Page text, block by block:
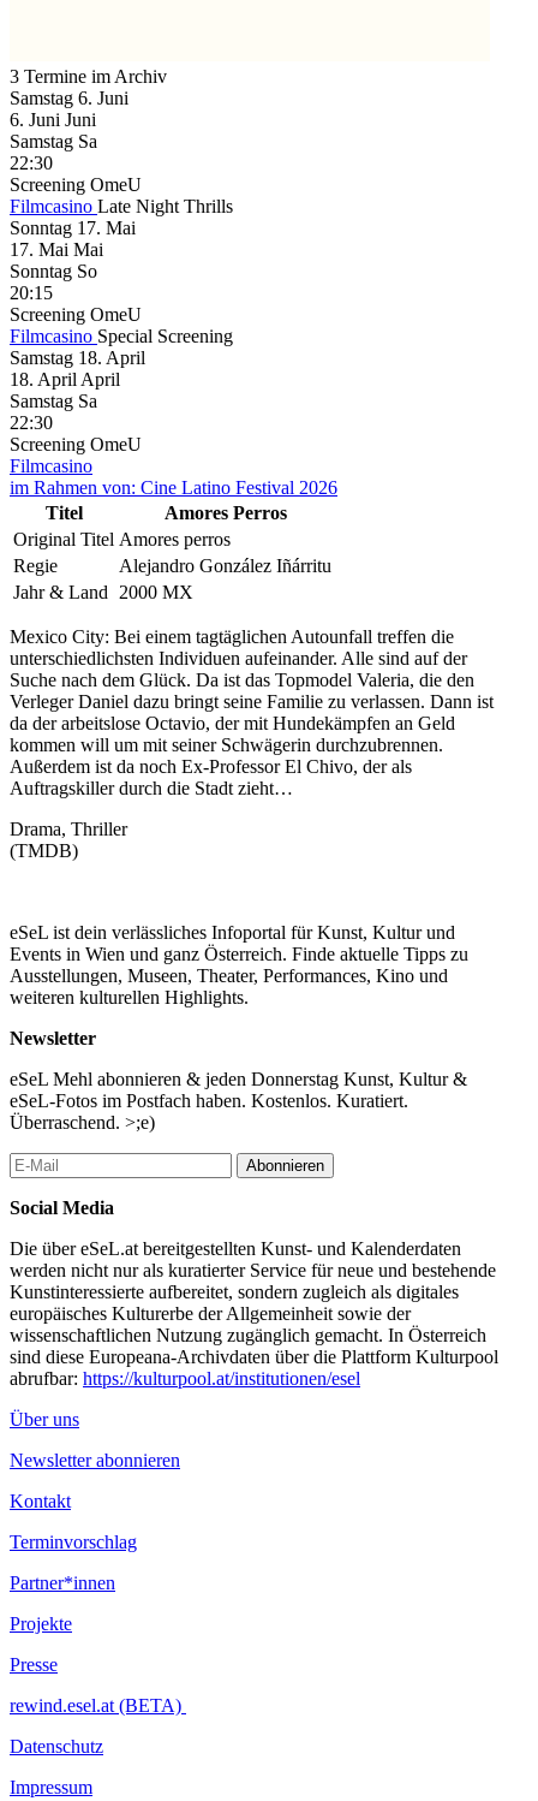
3 Termine im Archiv
Samstag 6. Juni
6. Juni Juni
Samstag Sa
22:30
Screening OmeU
Filmcasino Late Night Thrills
Sonntag 17. Mai
17. Mai Mai
Sonntag So
20:15
Screening OmeU
Filmcasino Special Screening
Samstag 18. April
18. April April
Samstag Sa
22:30
Screening OmeU
Filmcasino
im Rahmen von: Cine Latino Festival 2026
Titel
Amores Perros
Original Titel Amores perros
Regie
Alejandro González Iñárritu
Jahr & Land
2000 MX
Mexico City: Bei einem tagtäglichen Autounfall treffen die
unterschiedlichsten Individuen aufeinander. Alle sind auf der
Suche nach dem Glück. Da ist das Topmodel Valeria, die den
Verleger Daniel dazu bringt seine Familie zu verlassen. Dann ist
da der arbeitslose Octavio, der mit Hundekämpfen an Geld
kommen will um mit seiner Schwägerin durchzubrennen.
Außerdem ist da noch Ex-Professor El Chivo, der als
Auftragskiller durch die Stadt zieht…
Drama, Thriller
(TMDB)
eSeL ist dein verlässliches Infoportal für Kunst, Kultur und
Events in Wien und ganz Österreich. Finde aktuelle Tipps zu
Ausstellungen, Museen, Theater, Performances, Kino und
weiteren kulturellen Highlights.
Newsletter
eSeL Mehl abonnieren & jeden Donnerstag Kunst, Kultur &
eSeL-Fotos im Postfach haben. Kostenlos. Kuratiert.
Überraschend. >;e)
Abonnieren
Social Media
Die über eSeL.at bereitgestellten Kunst- und Kalenderdaten
werden nicht nur als kuratierter Service für neue und bestehende
Kunstinteressierte aufbereitet, sondern zugleich als digitales
europäisches Kulturerbe der Allgemeinheit sowie der
wissenschaftlichen Nutzung zugänglich gemacht. In Österreich
sind diese Europeana-Archivdaten über die Plattform Kulturpool
abrufbar: https://kulturpool.at/institutionen/esel
Über uns
Newsletter abonnieren
Kontakt
Terminvorschlag
Partner*innen
Projekte
Presse
rewind.esel.at (BETA)
Datenschutz
Impressum